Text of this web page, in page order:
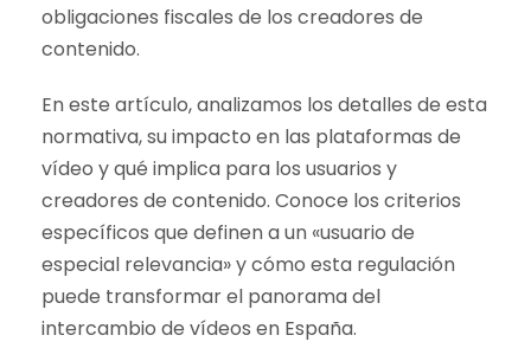
obligaciones fiscales de los creadores de
contenido.
En este artículo, analizamos los detalles de esta
normativa, su impacto en las plataformas de
vídeo y qué implica para los usuarios y
creadores de contenido. Conoce los criterios
específicos que definen a un «usuario de
especial relevancia» y cómo esta regulación
puede transformar el panorama del
intercambio de vídeos en España.